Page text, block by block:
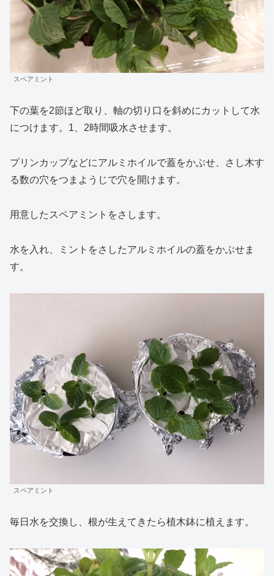
スペアミント
下の葉を2節ほど取り、軸の切り口を斜めにカットして水
につけます。1、2時間吸水させます。
プリンカップなどにアルミホイルで蓋をかぶせ、さし木す
る数の穴をつまようじで穴を開けます。
用意したスペアミントをさします。
水を入れ、ミントをさしたアルミホイルの蓋をかぶせま
す。
スペアミント
毎日水を交換し、根が生えてきたら植木鉢に植えます。